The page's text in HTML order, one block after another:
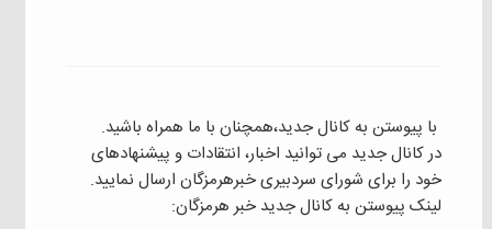
با پیوستن به کانال جدید،همچنان با ما همراه باشید.
در کانال جدید می توانید اخبار، انتقادات و پیشنهادهای
خود را برای شورای سردبیری خبرهرمزگان ارسال نمایید.
لینک پیوستن به کانال جدید خبر هرمزگان: